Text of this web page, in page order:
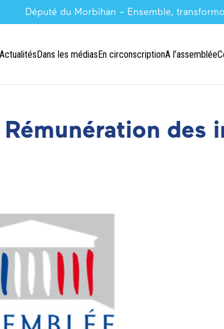
Député du Morbihan – Ensemble,
ActualitésDans les médiasEn circonscriptionA l’assemblée
des